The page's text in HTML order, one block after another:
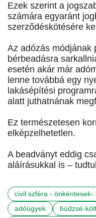
Ezek szerint a
számára egyaránt
szerződéskötésére
Az adózás módjának
bérbeadásra
esetén akár már
lenne továbbá egy
lakásépítési
alatt juthatnának
Ez természetesen
elképzelhetetlen.
A beadványt eddig
aláírásukkal is –
civil szféra -
adóügyek
büdzsé-